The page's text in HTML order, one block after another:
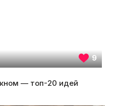
9
— топ-20 идей